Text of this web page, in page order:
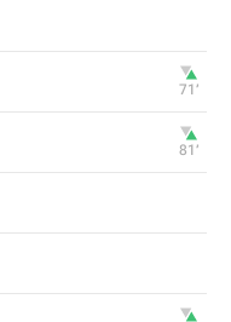
71‎’‎
81‎’‎